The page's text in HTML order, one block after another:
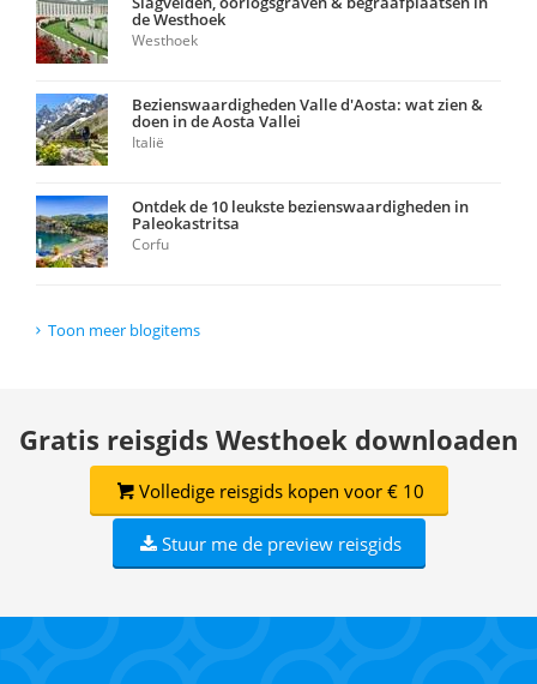
de Westhoek
Westhoek
Bezienswaardigheden Valle d'Aosta: wat zien &
doen in de Aosta Vallei
Italië
Ontdek de 10 leukste bezienswaardigheden in
Paleokastritsa
Corfu
Toon meer blogitems
Gratis reisgids Westhoek downloaden
Volledige reisgids kopen voor € 10
Stuur me de preview reisgids